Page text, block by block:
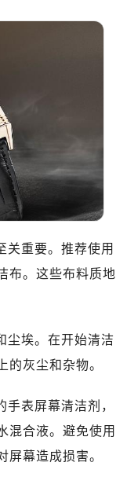
重要。推荐使用
布。这些布料质地
埃。在开始清洁
的灰尘和杂物。
表屏幕清洁剂，
混合液。避免使用
屏幕造成损害。